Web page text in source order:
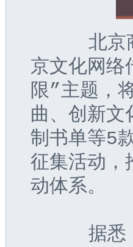
北京
京文化网
限”主题，
曲、创新
制书单等5
征集活动，
动体系。
据悉，目